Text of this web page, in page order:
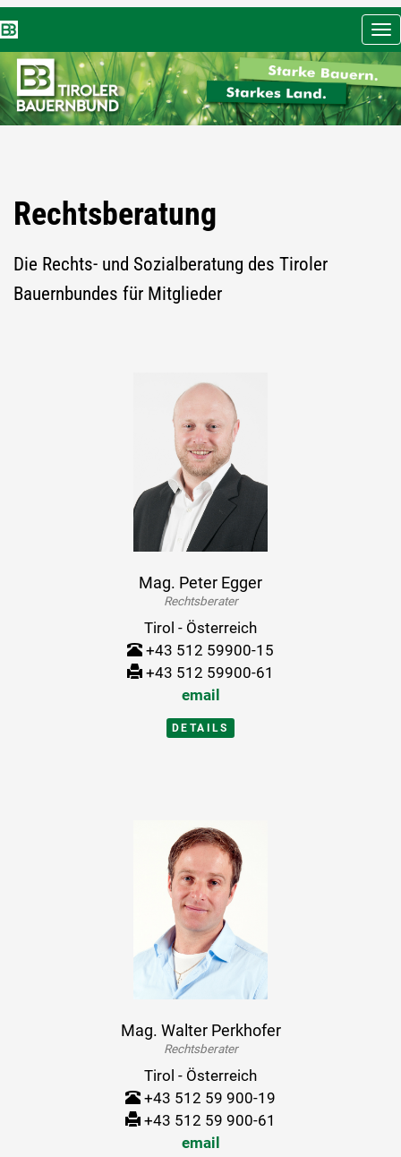
Rechtsberatung
Die Rechts- und Sozialberatung des Tiroler
Bauernbundes für Mitglieder
Mag. Peter Egger
Rechtsberater
Tirol - Österreich
+43 512 59900-15
+43 512 59900-61
email
DETAILS
Mag. Walter Perkhofer
Rechtsberater
Tirol - Österreich
+43 512 59 900-19
+43 512 59 900-61
email